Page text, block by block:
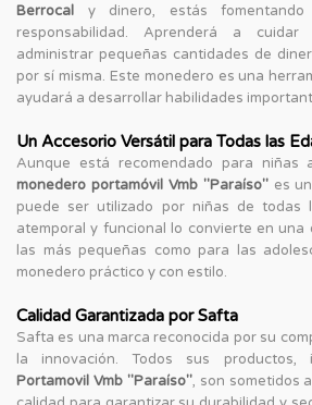
Berrocal y dinero, estás
responsabilidad. Aprenderá a
administrar pequeñas cantidades de
por sí misma. Este monedero es una
ayudará a desarrollar habilidades
Un Accesorio Versátil para Todas las
Aunque está recomendado para
monedero portamóvil Vmb "Paraíso"es un
puede ser utilizado por niñas de todas
atemporal y funcional lo convierte en una
las más pequeñas como para las
monedero práctico y con estilo.
Calidad Garantizada por Safta
Safta es una marca reconocida por su
la innovación. Todos sus productos,
Portamovil Vmb "Paraíso", son sometidos